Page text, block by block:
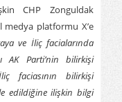
CHP Zonguldak
medya platformu X’e
ve İliç facialarında
AK Parti’nin bilirkişi
faciasının bilirkişi
edildiğine ilişkin bilgi